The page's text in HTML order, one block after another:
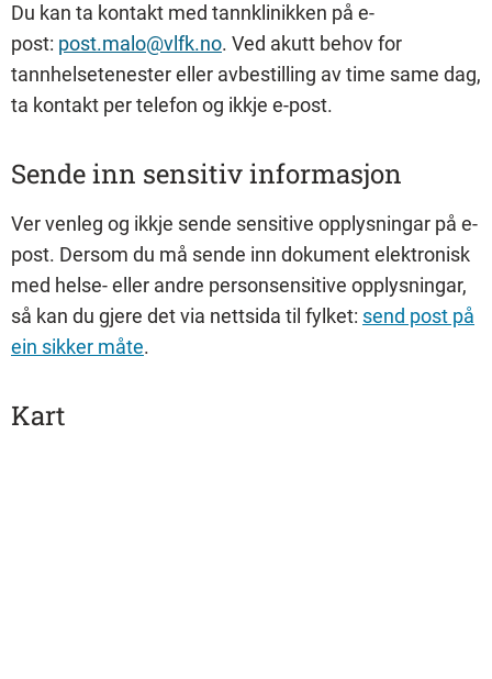
Du kan ta kontakt med tannklinikken på e-
post: post.malo@vlfk.no. Ved akutt behov for
tannhelsetenester eller avbestilling av time same dag,
ta kontakt per telefon og ikkje e-post.
Sende inn sensitiv informasjon
Ver venleg og ikkje sende sensitive opplysningar på e-
post. Dersom du må sende inn dokument elektronisk
med helse- eller andre personsensitive opplysningar,
så kan du gjere det via nettsida til fylket: send post på
ein sikker måte.
Kart